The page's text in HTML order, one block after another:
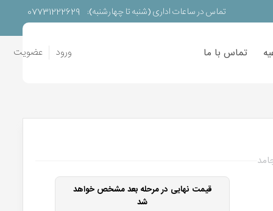
تماس در ساعات اداری (شنبه تا چهارشنبه): 07731222629
تماس با ما ورود عضویت
قیمت نهایی در مرحله بعد مشخص خواهد
شد